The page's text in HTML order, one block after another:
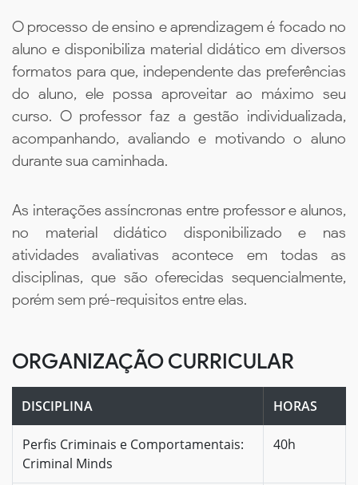
O processo de ensino e aprendizagem é focado no
aluno e disponibiliza material didático em diversos
formatos para que, independente das preferências
do aluno, ele possa aproveitar ao máximo seu
curso. O professor faz a gestão individualizada,
acompanhando, avaliando e motivando o aluno
durante sua caminhada.
As interações assíncronas entre professor e alunos,
no material didático disponibilizado e nas
atividades avaliativas acontece em todas as
disciplinas, que são oferecidas sequencialmente,
porém sem pré-requisitos entre elas.
ORGANIZAÇÃO CURRICULAR
DISCIPLINA HORAS
Perfis Criminais e Comportamentais:
Criminal Minds
40h